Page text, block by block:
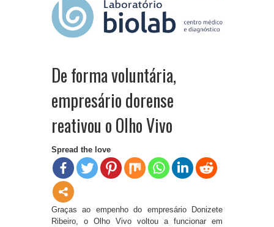
De forma voluntária,
empresário dorense
reativou o Olho Vivo
Spread the love
Graças ao empenho do empresário Donizete
Ribeiro, o Olho Vivo voltou a funcionar em